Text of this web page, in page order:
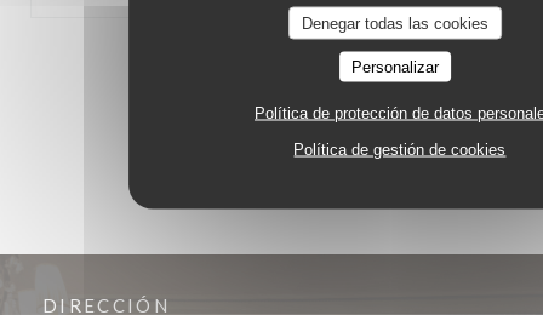
Denegar todas las cookies
Personalizar
Política de protección de datos
Política de gestión de cookies
DIRECCIÓN